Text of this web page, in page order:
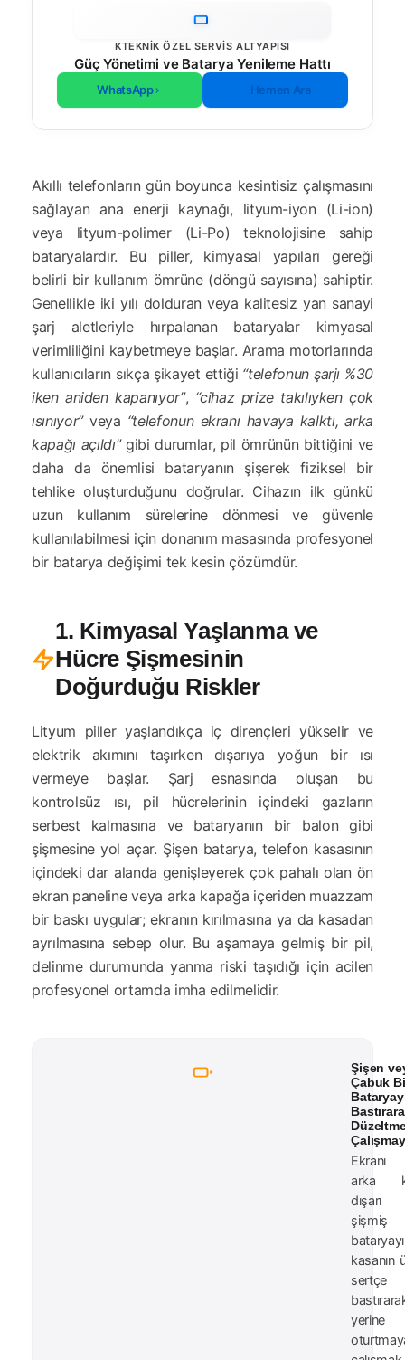
KTEKNIK ÖZEL SERVIS ALTYAPISI
Güç Yönetimi ve Batarya Yenileme Hattı
WhatsApp Hemen Ara
Akıllı telefonların gün boyunca kesintisiz çalışmasını
sağlayan ana enerji kaynağı, lityum-iyon (Li-ion)
veya lityum-polimer (Li-Po) teknolojisine sahip
bataryalardır. Bu piller, kimyasal yapıları gereği
belirli bir kullanım ömrüne (döngü sayısına) sahiptir.
Genellikle iki yılı dolduran veya kalitesiz yan sanayi
şarj aletleriyle hırpalanan bataryalar kimyasal
verimliliğini kaybetmeye başlar. Arama motorlarında
kullanıcıların sıkça şikayet ettiği “telefonun şarjı %30
iken aniden kapanıyor”, “cihaz prize takılıyken çok
ısınıyor”veya “telefonun ekranı havaya kalktı, arka
kapağı açıldı”gibi durumlar, pil ömrünün bittiğini ve
daha da önemlisi bataryanın şişerek fiziksel bir
tehlike oluşturduğunu doğrular. Cihazın ilk günkü
uzun kullanım sürelerine dönmesi ve güvenle
kullanılabilmesi için donanım masasında profesyonel
bir batarya değişimi tek kesin çözümdür.
1. Kimyasal Yaşlanma ve
Hücre Şişmesinin
Doğurduğu Riskler
Lityum piller yaşlandıkça iç dirençleri yükselir ve
elektrik akımını taşırken dışarıya yoğun bir ısı
vermeye başlar. Şarj esnasında oluşan bu
kontrolsüz ısı, pil hücrelerinin içindeki gazların
serbest kalmasına ve bataryanın bir balon gibi
şişmesine yol açar. Şişen batarya, telefon kasasının
içindeki dar alanda genişleyerek çok pahalı olan ön
ekran paneline veya arka kapağa içeriden muazzam
bir baskı uygular; ekranın kırılmasına ya da kasadan
ayrılmasına sebep olur. Bu aşamaya gelmiş bir pil,
delinme durumunda yanma riski taşıdığı için acilen
profesyonel ortamda imha edilmelidir.
Şişen
Çabuk
arka
kasanın
sertçe
yerine